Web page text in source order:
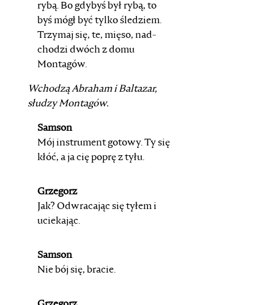
rybą. Bo gdybyś był rybą, to
byś mógł być tylko śledziem.
Trzymaj się, te, mięso, nad-
chodzi dwóch z domu
Montagów.
WchodząAbrahamiBaltazar,
słudzyMontagów.
Samson
Mój instrument gotowy. Ty się
kłóć, a ja cię poprę z tyłu.
Grzegorz
Jak? Odwracając się tyłem i
uciekając.
Samson
Nie bój się, bracie.